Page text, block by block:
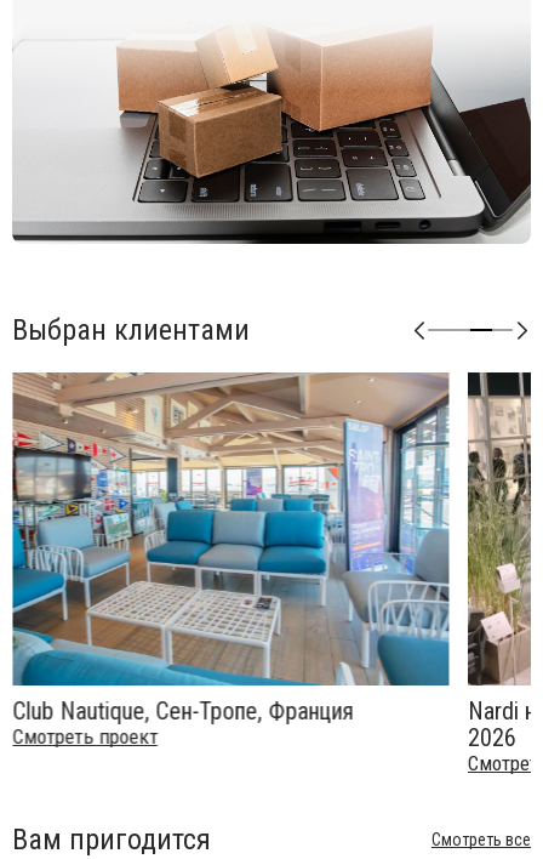
(antracite), тортора (tortora), агава (agave).
Возможные цвета подушек из акрила: серый (grigio),
розовый (rosa quarzo).
Возможные цвета подушек из ткани Sunbrella: синий
(adriatic), лед (ghiaccio), авокадо (avocado), джунгли
(giungla), холст (canvas).
Возможные цвета подушек из ткани TECH: панама
(panama).
Открыть технические характеристики
Открыть инструкцию по сборке.
Элементы серии Кomodo можно комбинировать между
собой в любой последовательности, создавая
индивидуальные решения для Вашего интерьера.
Выбран клиентами
Club Nautique, Сен-Тропе, Франция
Смотреть проект
Nardi
2026
Вам пригодится Смотреть все